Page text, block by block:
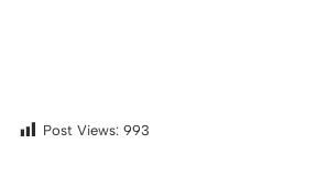
Post Views: 993